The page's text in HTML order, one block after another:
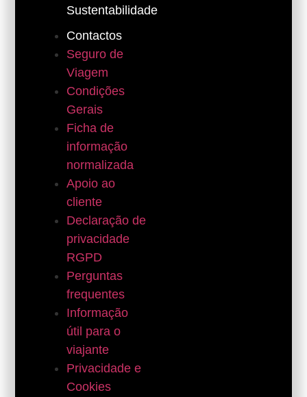
Sustentabilidade
Contactos
Seguro de
Viagem
Condições
Gerais
Ficha de
informação
normalizada
Apoio ao
cliente
Declaração de
privacidade
RGPD
Perguntas
frequentes
Informação
útil para o
viajante
Privacidade e
Cookies